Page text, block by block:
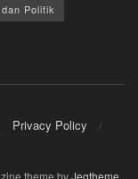
Politik
Privacy Policy